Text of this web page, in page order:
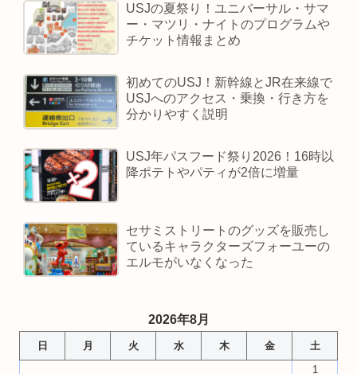
USJの夏祭り！ユニバーサル・サマ
ー・マツリ・ナイトのプログラムや
チケット情報まとめ
初めてのUSJ！新幹線とJR在来線で
USJへのアクセス・乗換・行き方を
分かりやすく説明
USJ年パスフード祭り2026！16時以
降ポテトやパティが2倍に増量
セサミストリートのグッズを販売し
ているキャラクターズフォーユーの
エルモがいなくなった
2026年8月
日 月 火 水 木 金
土
1